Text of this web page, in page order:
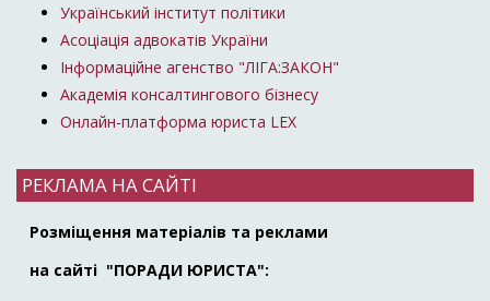
Український інститут політики
Асоціація адвокатів України
Інформаційне агенство "ЛІГА:ЗАКОН"
Академія консалтингового бізнесу
Онлайн-платформа юриста LEX
РЕКЛАМА НА САЙТІ
Розміщення матеріалів та реклами
на сайті "ПОРАДИ ЮРИСТА":